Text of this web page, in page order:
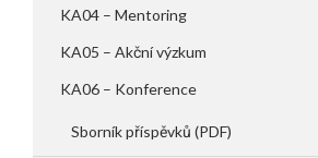
KA04 – Mentoring
KA05 – Akční výzkum
KA06 – Konference
Sborník příspěvků (PDF)